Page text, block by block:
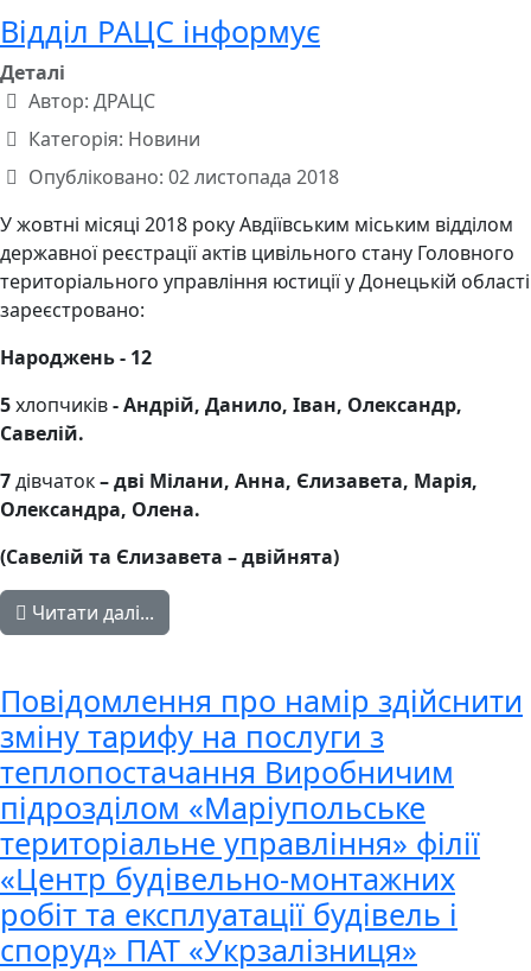
Відділ РАЦС інформує
Деталі
Автор: ДРАЦС
Категорія: Новини
Опубліковано: 02 листопада 2018
У жовтні місяці 2018 року Авдіївським міським відділом
державної реєстрації актів цивільного стану Головного
територіального управління юстиції у Донецькій області
зареєстровано:
Народжень - 12
5хлопчиків- Андрій, Данило, Іван, Олександр,
Савелій.
7дівчаток– дві Мілани, Анна, Єлизавета, Марія,
Олександра, Олена.
(Савелій та Єлизавета – двійнята)
Читати далі...
Повідомлення про намір здійснити
зміну тарифу на послуги з
теплопостачання Виробничим
підрозділом «Маріупольське
територіальне управління» філії
«Центр будівельно-монтажних
робіт та експлуатації будівель і
споруд» ПАТ «Укрзалізниця»